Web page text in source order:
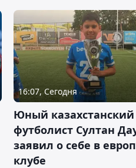
16:07, Сегодня
Юный казахстанский
футболист Султан
заявил о себе в
клубе